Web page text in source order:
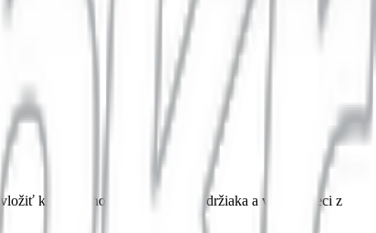
kľúč (ak ho dodávka má) do držiaka a vziať si veci z